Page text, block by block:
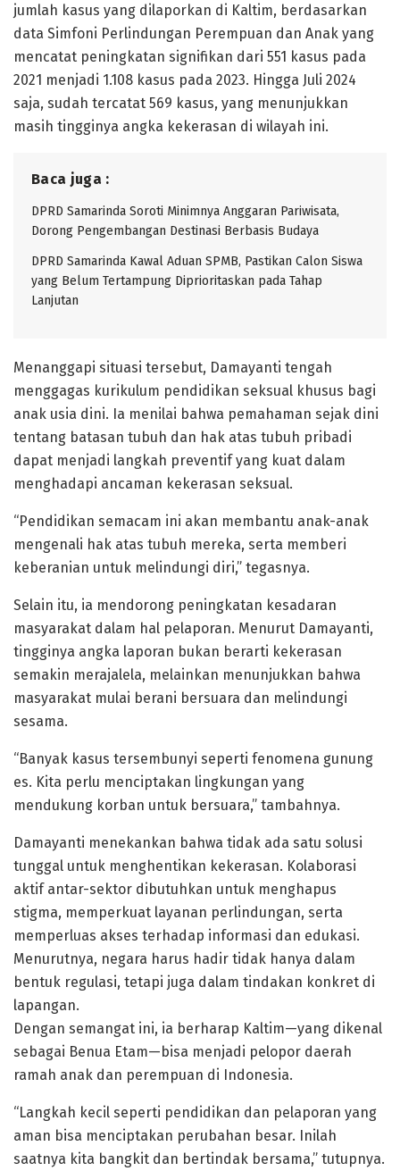
jumlah kasus yang dilaporkan di Kaltim, berdasarkan
data Simfoni Perlindungan Perempuan dan Anak yang
mencatat peningkatan signifikan dari 551 kasus pada
2021 menjadi 1.108 kasus pada 2023. Hingga Juli 2024
saja, sudah tercatat 569 kasus, yang menunjukkan
masih tingginya angka kekerasan di wilayah ini.
Baca juga :
DPRD Samarinda Soroti Minimnya Anggaran Pariwisata,
Dorong Pengembangan Destinasi Berbasis Budaya
DPRD Samarinda Kawal Aduan SPMB, Pastikan Calon Siswa
yang Belum Tertampung Diprioritaskan pada Tahap
Lanjutan
Menanggapi situasi tersebut, Damayanti tengah
menggagas kurikulum pendidikan seksual khusus bagi
anak usia dini. Ia menilai bahwa pemahaman sejak dini
tentang batasan tubuh dan hak atas tubuh pribadi
dapat menjadi langkah preventif yang kuat dalam
menghadapi ancaman kekerasan seksual.
“Pendidikan semacam ini akan membantu anak-anak
mengenali hak atas tubuh mereka, serta memberi
keberanian untuk melindungi diri,” tegasnya.
Selain itu, ia mendorong peningkatan kesadaran
masyarakat dalam hal pelaporan. Menurut Damayanti,
tingginya angka laporan bukan berarti kekerasan
semakin merajalela, melainkan menunjukkan bahwa
masyarakat mulai berani bersuara dan melindungi
sesama.
“Banyak kasus tersembunyi seperti fenomena gunung
es. Kita perlu menciptakan lingkungan yang
mendukung korban untuk bersuara,” tambahnya.
Damayanti menekankan bahwa tidak ada satu solusi
tunggal untuk menghentikan kekerasan. Kolaborasi
aktif antar-sektor dibutuhkan untuk menghapus
stigma, memperkuat layanan perlindungan, serta
memperluas akses terhadap informasi dan edukasi.
Menurutnya, negara harus hadir tidak hanya dalam
bentuk regulasi, tetapi juga dalam tindakan konkret di
lapangan.
Dengan semangat ini, ia berharap Kaltim—yang dikenal
sebagai Benua Etam—bisa menjadi pelopor daerah
ramah anak dan perempuan di Indonesia.
“Langkah kecil seperti pendidikan dan pelaporan yang
aman bisa menciptakan perubahan besar. Inilah
saatnya kita bangkit dan bertindak bersama,” tutupnya.